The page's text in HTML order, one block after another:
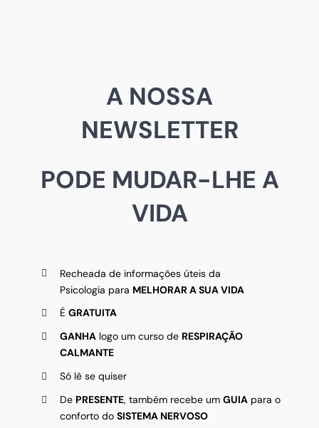
A NOSSA
NEWSLETTER
PODE MUDAR-LHE A
VIDA
Recheada de informações úteis da
Psicologia para MELHORAR A SUA VIDA
É GRATUITA
GANHAlogo um curso de RESPIRAÇÃO
CALMANTE
Só lê se quiser
De PRESENTE, também recebe um GUIApara o
conforto do SISTEMA NERVOSO